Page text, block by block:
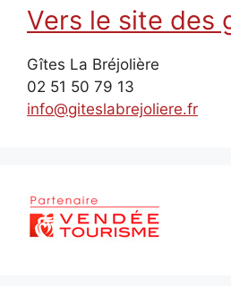
Vers le site des
Gîtes La Bréjolière
02 51 50 79 13
info@giteslabrejoliere.fr